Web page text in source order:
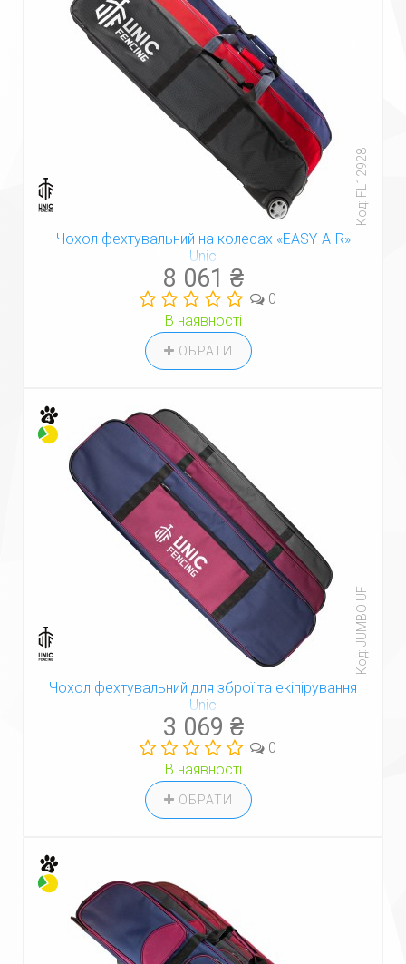
Код: FL12928
Чохол фехтувальний на колесах «EASY-AIR»
Unic
8 061 ₴
0
В наявності
ОБРАТИ
Код: JUMBO UF
Чохол фехтувальний для зброї та екіпірування
Unic
3 069 ₴
0
В наявності
ОБРАТИ